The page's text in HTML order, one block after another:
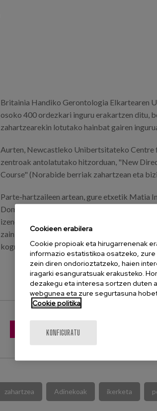
Britainia Handiko Gerontologia Elkartearen
osoko 400 ordezkari inguru erakartzen ditu,
zahartzearekin lotutako hainbat gairen
Aurten, Newcastleko Unibertsitateko Centre
zentroak antolatutako hitzorduan, "New
Course" (Norabide berriak zahartzean eta
Parte-hartzaileen artean, gure etxetik Matia
Dominguez Alegría, etorri da Luzetarako
izeneko hitzaldira. Bertan, "Zahartzeari
zainketen neurketa hobetzea: 70 urtetik
kognitiboak" izeneko hitzaldia eman du.
KONGRESUAREN WEBGUNEA
zahartzea Adinekoak ikerketa
Cookieen erabilera
Cookie propioak eta hirugarrenenak
informazio estatistikoa osatzeko,
zein diren ondorioztatzeko, haien
iragarki esanguratsuak erakusteko.
dezakegu eta interesa sortzen duten
webgunea eta zure segurtasuna
Cookie politika
KONFIGURATU